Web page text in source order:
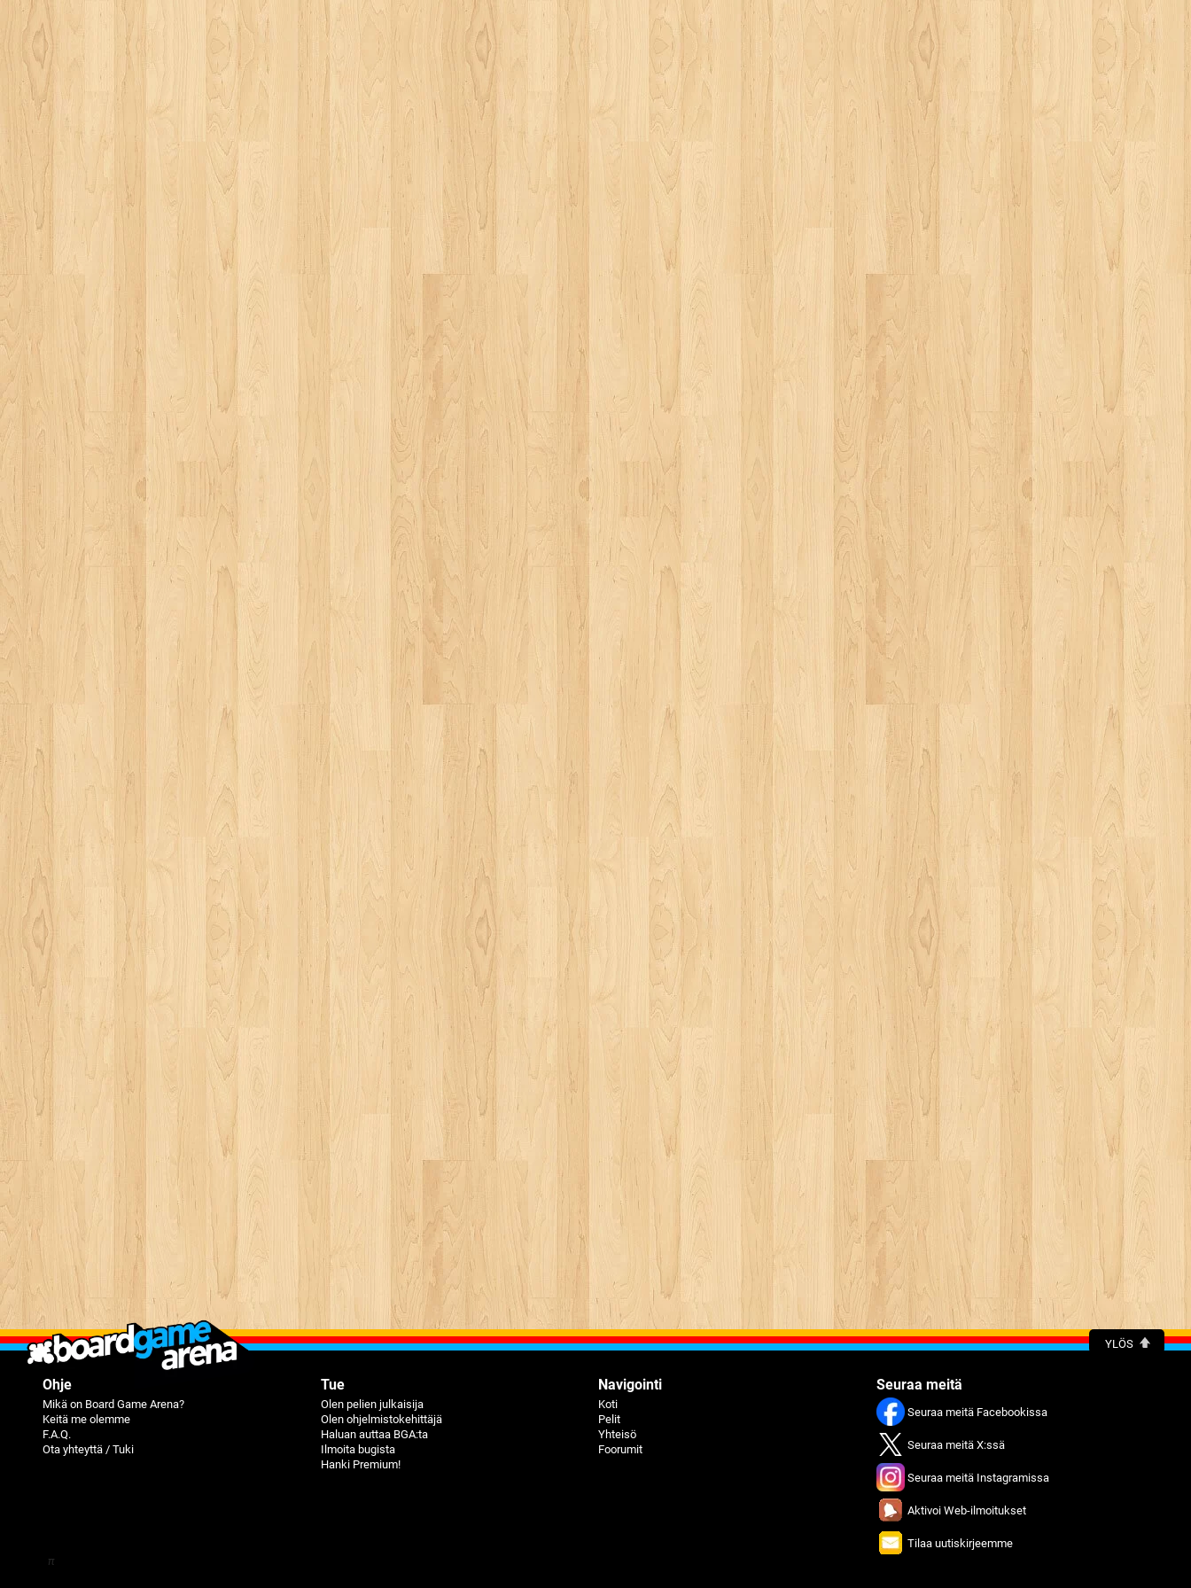
YLÖS
Ohje
Mikä on Board Game Arena?
Keitä me olemme
F.A.Q.
Ota yhteyttä / Tuki
Tue
Olen pelien julkaisija
Olen ohjelmistokehittäjä
Haluan auttaa BGA:ta
Ilmoita bugista
Hanki Premium!
Navigointi
Koti
Pelit
Yhteisö
Foorumit
Seuraa meitä
Seuraa meitä Facebookissa
Seuraa meitä X:ssä
Seuraa meitä Instagramissa
Aktivoi Web-ilmoitukset
Tilaa uutiskirjeemme
π